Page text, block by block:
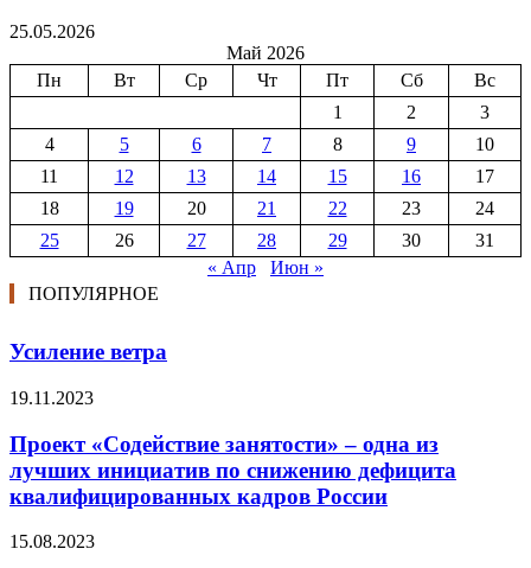
25.05.2026
Май 2026
Пн
Вт Ср Чт Пт Сб
Вс
1
2
3
4
5 6 7 8 9
10
11
12 13 14 15 16
17
18
19 20 21 22 23
24
25
26 27 28 29 30
31
« Апр
Июн »
ПОПУЛЯРНОЕ
Усиление ветра
19.11.2023
Проект «Содействие занятости» – одна из
лучших инициатив по снижению дефицита
квалифицированных кадров России
15.08.2023